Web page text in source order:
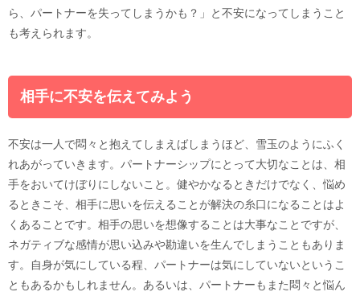
ら、パートナーを失ってしまうかも？」と不安になってしまうこと
も考えられます。
相手に不安を伝えてみよう
不安は一人で悶々と抱えてしまえばしまうほど、雪玉のようにふく
れあがっていきます。パートナーシップにとって大切なことは、相
手をおいてけぼりにしないこと。健やかなるときだけでなく、悩め
るときこそ、相手に思いを伝えることが解決の糸口になることはよ
くあることです。相手の思いを想像することは大事なことですが、
ネガティブな感情が思い込みや勘違いを生んでしまうこともありま
す。自身が気にしている程、パートナーは気にしていないというこ
ともあるかもしれません。あるいは、パートナーもまた悶々と悩ん